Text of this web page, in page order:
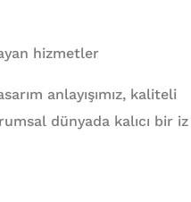
hizmetler
anlayışımız, kaliteli
dünyada kalıcı bir iz